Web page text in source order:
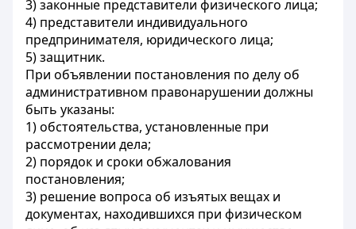
3) законные представители физического лица;
4) представители индивидуального
предпринимателя, юридического лица;
5) защитник.
При объявлении постановления по делу об
административном правонарушении должны
быть указаны:
1) обстоятельства, установленные при
рассмотрении дела;
2) порядок и сроки обжалования
постановления;
3) решение вопроса об изъятых вещах и
документах, находившихся при физическом